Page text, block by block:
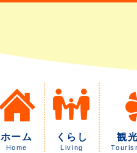
ホーム
Home
くらし
Living
観